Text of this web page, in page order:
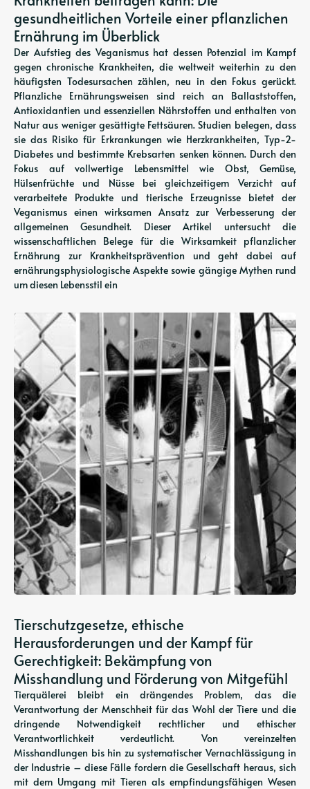
gesundheitlichen Vorteile einer pflanzlichen
Ernährung im Überblick
Der Aufstieg des Veganismus hat dessen Potenzial im Kampf
gegen chronische Krankheiten, die weltweit weiterhin zu den
häufigsten Todesursachen zählen, neu in den Fokus gerückt.
Pflanzliche Ernährungsweisen sind reich an Ballaststoffen,
Antioxidantien und essenziellen Nährstoffen und enthalten von
Natur aus weniger gesättigte Fettsäuren. Studien belegen, dass
sie das Risiko für Erkrankungen wie Herzkrankheiten, Typ-2-
Diabetes und bestimmte Krebsarten senken können. Durch den
Fokus auf vollwertige Lebensmittel wie Obst, Gemüse,
Hülsenfrüchte und Nüsse bei gleichzeitigem Verzicht auf
verarbeitete Produkte und tierische Erzeugnisse bietet der
Veganismus einen wirksamen Ansatz zur Verbesserung der
allgemeinen Gesundheit. Dieser Artikel untersucht die
wissenschaftlichen Belege für die Wirksamkeit pflanzlicher
Ernährung zur Krankheitsprävention und geht dabei auf
ernährungsphysiologische Aspekte sowie gängige Mythen rund
um diesen Lebensstil ein
Tierschutzgesetze, ethische
Herausforderungen und der Kampf für
Gerechtigkeit: Bekämpfung von
Misshandlung und Förderung von Mitgefühl
Tierquälerei bleibt ein drängendes Problem, das die
Verantwortung der Menschheit für das Wohl der Tiere und die
dringende Notwendigkeit rechtlicher und ethischer
Verantwortlichkeit verdeutlicht. Von vereinzelten
Misshandlungen bis hin zu systematischer Vernachlässigung in
der Industrie – diese Fälle fordern die Gesellschaft heraus, sich
mit dem Umgang mit Tieren als empfindungsfähigen Wesen